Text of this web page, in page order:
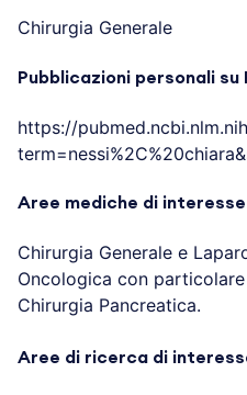
Chirurgia Generale
Pubblicazioni personali su
https://
Aree mediche di interesse
Chirurgia Generale e
Oncologica con
Chirurgia Pancreatica.
Aree di ricerca di